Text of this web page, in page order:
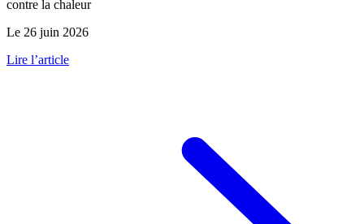
contre la chaleur
Le 26 juin 2026
Lire l’article